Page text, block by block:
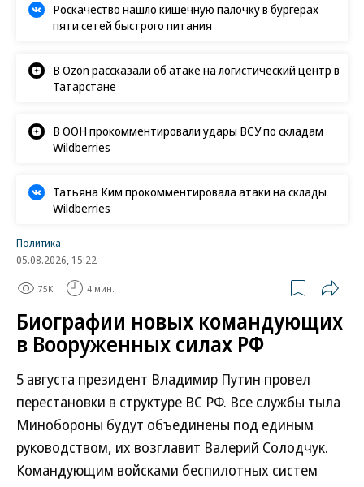
Роскачество нашло кишечную палочку в бургерах
пяти сетей быстрого питания
В Ozon рассказали об атаке на логистический центр в
Татарстане
В ООН прокомментировали удары ВСУ по складам
Wildberries
Татьяна Ким прокомментировала атаки на склады
Wildberries
Политика
05.08.2026, 15:22
75K 4 мин.
Биографии новых командующих
в Вооруженных силах РФ
5 августа президент Владимир Путин провел
перестановки в структуре ВС РФ. Все службы тыла
Минобороны будут объединены под единым
руководством, их возглавит Валерий Солодчук.
Командующим войсками беспилотных систем